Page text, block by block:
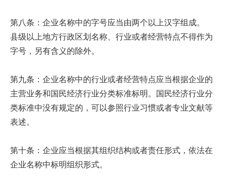
第八条：企业名称中的字号应当由两个以上汉字组成。
县级以上地方行政区划名称、行业或者经营特点不得作为
字号，另有含义的除外。
第九条：企业名称中的行业或者经营特点应当根据企业的
主营业务和国民经济行业分类标准标明。国民经济行业分
类标准中没有规定的，可以参照行业习惯或者专业文献等
表述。
第十条：企业应当根据其组织结构或者责任形式，依法在
企业名称中标明组织形式。